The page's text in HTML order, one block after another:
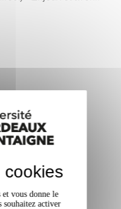
cookies
vous donne le
souhaitez activer